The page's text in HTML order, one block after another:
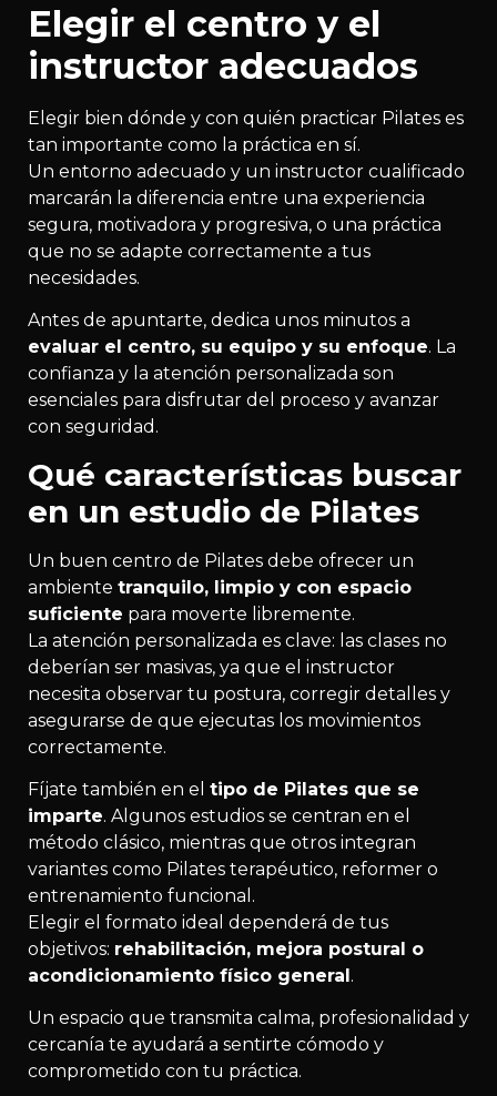
Elegir el centro y el
instructor adecuados
Elegir bien dónde y con quién practicar Pilates es
tan importante como la práctica en sí.
Un entorno adecuado y un instructor cualificado
marcarán la diferencia entre una experiencia
segura, motivadora y progresiva, o una práctica
que no se adapte correctamente a tus
necesidades.
Antes de apuntarte, dedica unos minutos a
evaluar el centro, su equipo y su enfoque. La
confianza y la atención personalizada son
esenciales para disfrutar del proceso y avanzar
con seguridad.
Qué características buscar
en un estudio de Pilates
Un buen centro de Pilates debe ofrecer un
ambiente tranquilo, limpio y con espacio
suficiente para moverte libremente.
La atención personalizada es clave: las clases no
deberían ser masivas, ya que el instructor
necesita observar tu postura, corregir detalles y
asegurarse de que ejecutas los movimientos
correctamente.
Fíjate también en el tipo de Pilates que se
imparte. Algunos estudios se centran en el
método clásico, mientras que otros integran
variantes como Pilates terapéutico, reformer o
entrenamiento funcional.
Elegir el formato ideal dependerá de tus
objetivos: rehabilitación, mejora postural o
acondicionamiento físico general.
Un espacio que transmita calma, profesionalidad y
cercanía te ayudará a sentirte cómodo y
comprometido con tu práctica.